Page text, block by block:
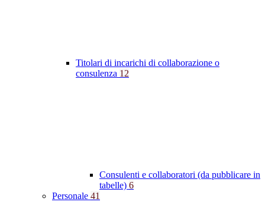
Titolari di incarichi di collaborazione o
consulenza 12
Consulenti e collaboratori (da pubblicare in
tabelle) 6
Personale 41